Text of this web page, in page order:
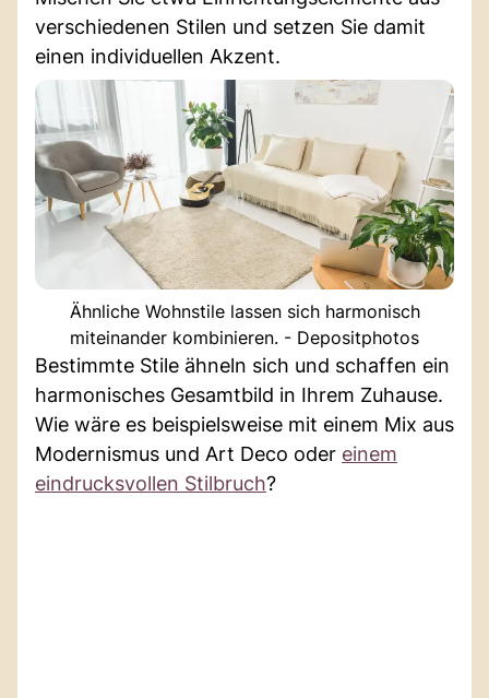
verschiedenen Stilen und setzen Sie damit
einen individuellen Akzent.
Ähnliche Wohnstile lassen sich harmonisch
miteinander kombinieren. - Depositphotos
Bestimmte Stile ähneln sich und schaffen ein
harmonisches Gesamtbild in Ihrem Zuhause.
Wie wäre es beispielsweise mit einem Mix aus
Modernismus und Art Deco oder einem
eindrucksvollen Stilbruch?